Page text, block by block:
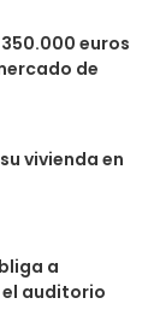
350.000 euros
de
vivienda en
a
auditorio